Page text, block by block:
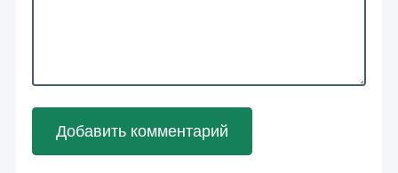
Добавить комментарий